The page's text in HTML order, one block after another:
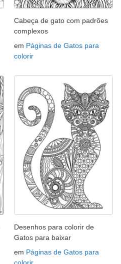
Cabeça de gato com padrões
complexos
em Páginas de Gatos para
colorir
Desenhos para colorir de
Gatos para baixar
em Páginas de Gatos para